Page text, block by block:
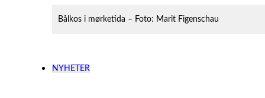
Bålkos i mørketida – Foto: Marit Figenschau
NYHETER